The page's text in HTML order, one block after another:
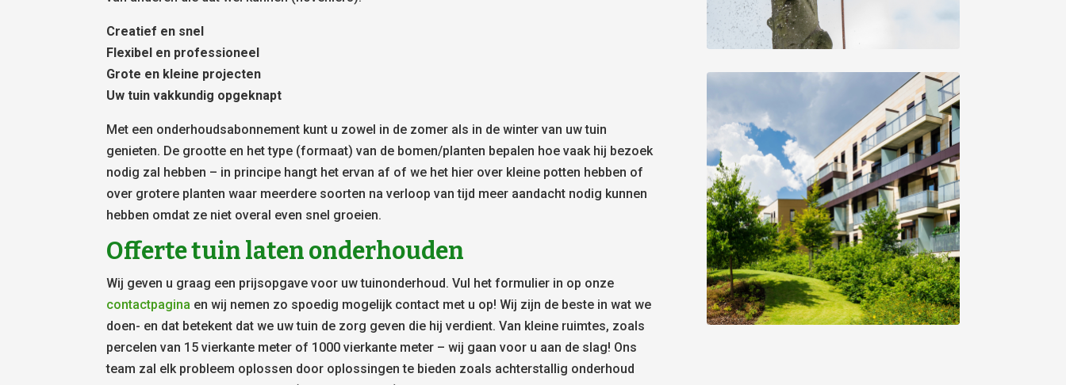
Creatief en snel
Flexibel en professioneel
Grote en kleine projecten
Uw tuin vakkundig opgeknapt
Met een onderhoudsabonnement kunt u zowel in de zomer als in de winter van uw tuin
genieten. De grootte en het type (formaat) van de bomen/planten bepalen hoe vaak hij bezoek
nodig zal hebben – in principe hangt het ervan af of we het hier over kleine potten hebben of
over grotere planten waar meerdere soorten na verloop van tijd meer aandacht nodig kunnen
hebben omdat ze niet overal even snel groeien.
Offerte tuin laten onderhouden
Wij geven u graag een prijsopgave voor uw tuinonderhoud. Vul het formulier in op onze
contactpagina en wij nemen zo spoedig mogelijk contact met u op! Wij zijn de beste in wat we
doen- en dat betekent dat we uw tuin de zorg geven die hij verdient. Van kleine ruimtes, zoals
percelen van 15 vierkante meter of 1000 vierkante meter – wij gaan voor u aan de slag! Ons
team zal elk probleem oplossen door oplossingen te bieden zoals achterstallig onderhoud